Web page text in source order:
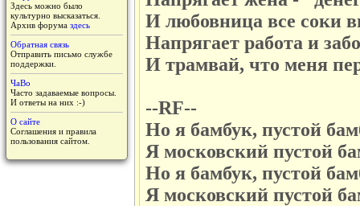
Здесь можно было
культурно высказаться.
Архив форума здесь
Обратная связь
Отправить письмо службе
поддержки.
ЧаВо
Часто задаваемые вопросы.
И ответы на них :-)
О сайте
Соглашения и правила
пользования сайтом.
И любовница все соки
Напрягает работа и
И трамвай, что меня
--RF--
Но я бамбук, пустой
Я московский пустой
Но я бамбук, пустой
Я московский пустой